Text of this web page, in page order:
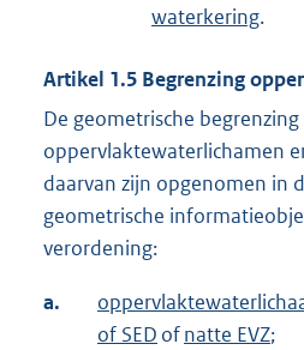
waterkering.
Artikel 1.5 Begrenzing
De geometrische begrenzing
oppervlaktewaterlichamen
daarvan zijn opgenomen in
geometrische
verordening:
a.
of SED ofnatte EVZ;